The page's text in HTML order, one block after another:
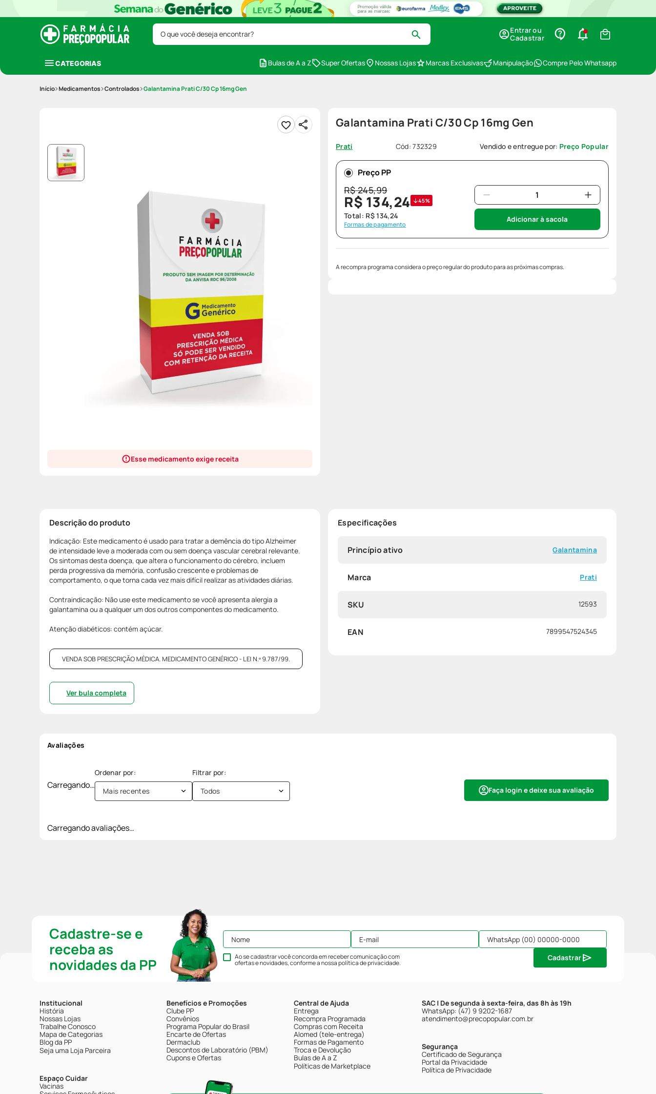
O que você deseja encontrar?
Entrar ou
Cadastrar
CATEGORIAS Bulas de A a Z Super Ofertas Nossas Lojas Marcas Exclusivas Manipulação Compre Pelo Whatsapp
Medicamentos Controlados Galantamina Prati C/30 Cp 16mg Gen
Esse medicamento exige receita
Galantamina Prati C/30 Cp 16mg Gen
Prati Cód:732329 Vendido e entregue por: Preço Popular
Preço PP
R$245,99
R$ 134,24 45%
Total: R$ 134,24
Formas de pagamento
Adicionar à sacola
A recompra programa considera o preço regular do produto para as próximas compras.
Descrição do produto
Indicação: Este medicamento é usado para tratar a demência do tipo Alzheimer
de intensidade leve a moderada com ou sem doença vascular cerebral relevante.
Os sintomas desta doença, que altera o funcionamento do cérebro, incluem
perda progressiva da memória, confusão crescente e problemas de
comportamento, o que torna cada vez mais difícil realizar as atividades diárias.
Contraindicação: Não use este medicamento se você apresenta alergia a
galantamina ou a qualquer um dos outros componentes do medicamento.
Atenção diabéticos: contém açúcar.
VENDA SOB PRESCRIÇÃO MÉDICA. MEDICAMENTO GENÉRICO - LEI N.º 9.787/99.
Ver bula completa
Especificações
Princípio ativo Galantamina
Marca Prati
SKU 12593
EAN 7899547524345
Avaliações
Carregando… Faça login e deixe sua avaliação
Mais recentes Todos
Carregando avaliações…
Cadastre-se e
receba as
novidades da PP
Ao se cadastrar você concorda em receber comunicação com
ofertas e novidades, conforme a nossapolítica de privacidade.
Cadastrar
Institucional
História
Nossas Lojas
Trabalhe Conosco
Mapa de Categorias
Blog da PP
Seja uma Loja Parceira
Espaço Cuidar
Vacinas
Benefícios e Promoções
Clube PP
Convênios
Programa Popular do Brasil
Encarte de Ofertas
Dermaclub
Descontos de Laboratório (PBM)
Cupons e Ofertas
Central de Ajuda
Entrega
Recompra Programada
Compras com Receita
Alomed (tele-entrega)
Formas de Pagamento
Troca e Devolução
Bulas de A a Z
Políticas de Marketplace
SAC | De segunda à sexta-feira, das 8h às 19h
WhatsApp: (47) 9 9202-1687
atendimento@precopopular.com.br
Segurança
Certificado de Segurança
Portal da Privacidade
Política de Privacidade